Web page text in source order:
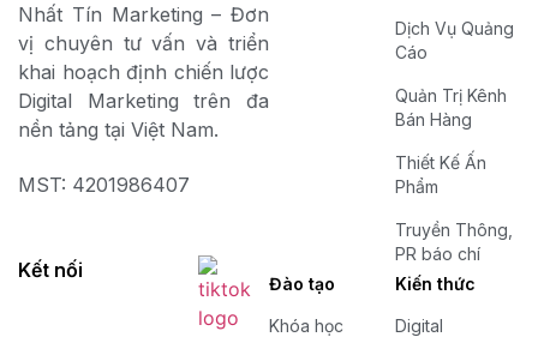
Nhất Tín Marketing – Đơn
vị chuyên tư vấn và triển
khai hoạch định chiến lược
Digital Marketing trên đa
nền tảng tại Việt Nam.
MST: 4201986407
Kết nối
Dịch Vụ Quảng
Cáo
Quản Trị Kênh
Bán Hàng
Thiết Kế Ấn
Phẩm
Truyền Thông,
PR báo chí
Đào tạo
Khóa học
Kiến thức
Digital